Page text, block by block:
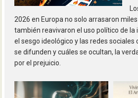
2026 en Europa no solo arrasaron
también reavivaron el uso político de la
el sesgo ideológico y las redes
se difunden y cuáles se ocultan, la
por el prejuicio.